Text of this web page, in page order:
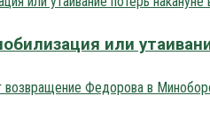
или